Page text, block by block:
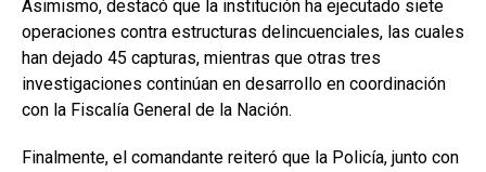
Asimismo, destacó que la institución ha ejecutado siete
operaciones contra estructuras delincuenciales, las cuales
han dejado 45 capturas, mientras que otras tres
investigaciones continúan en desarrollo en coordinación
con la Fiscalía General de la Nación.
Finalmente, el comandante reiteró que la Policía, junto con